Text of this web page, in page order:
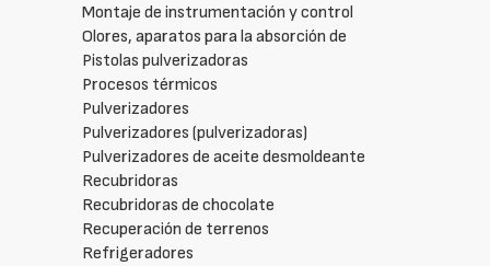
Montaje de instrumentación y control
Olores, aparatos para la absorción de
Pistolas pulverizadoras
Procesos térmicos
Pulverizadores
Pulverizadores (pulverizadoras)
Pulverizadores de aceite desmoldeante
Recubridoras
Recubridoras de chocolate
Recuperación de terrenos
Refrigeradores